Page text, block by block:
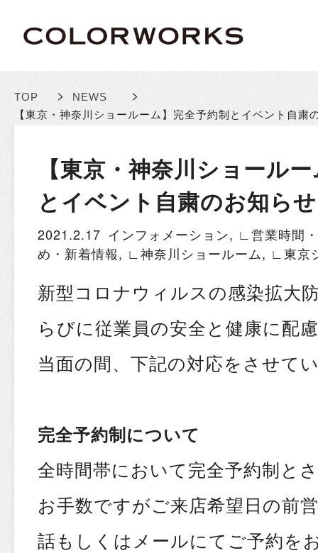
TOP > NEWS >
【東京・神奈川ショールーム】完全予約制とイベント自粛
【東京・神奈川ショール
とイベント自粛のお知らせ
2021.2.17 インフォメーション, ∟営業時間
め・新着情報, ∟神奈川ショールーム, ∟東京
新型コロナウィルスの感染拡大
らびに従業員の安全と健康に配
当面の間、下記の対応をさせて
完全予約制について
全時間帯において完全予約制と
お手数ですがご来店希望日の前
話もしくはメールにてご予約を